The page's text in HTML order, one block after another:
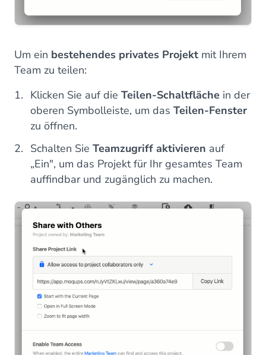
Um ein bestehendes privates Projekt mit Ihrem
Team zu teilen:
Klicken Sie auf die Teilen-Schaltfläche in der
oberen Symbolleiste, um das Teilen-Fenster
zu öffnen.
Schalten Sie Teamzugriff aktivieren auf
„Ein", um das Projekt für Ihr gesamtes Team
auffindbar und zugänglich zu machen.